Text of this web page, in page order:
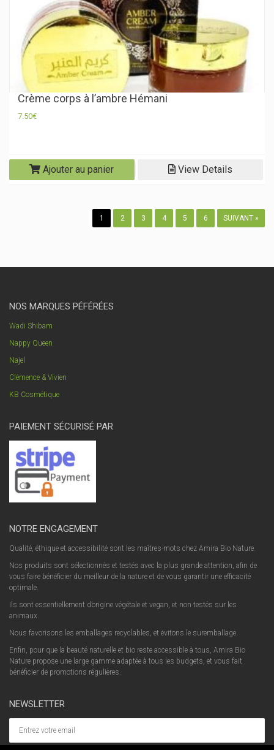
Crème corps à l’ambre Hémani
7.50€
Ajouter au panier View Details
1 2 3 4 5 6 SUIVANT »
NOS MARQUES PÉFÉRÉES
Wadi Shibam
Nappy Queen
Najel
Clémence & Vivien
KB Cosmétique
PAIEMENT SÉCURISÉ PAR
NOTRE ENGAGEMENT
Qualité, éthique et accessibilité sont les maîtres-mots chez Amira Bio Nature.
Nos produits sont sélectionnés et testés avec la plus grande attention, afin de
vous faire bénéficier du meilleur de la nature et de vous garantir une efficacité
optimale.
Ils sont essentiellement d’origine végétale et vegan, et non testés sur les
animaux.
Nous favorisons les emballages recyclables, et évitons le suremballage.
Enfin, pour que la beauté naturelle et bio reste accessible à tous, Amira Bio
Nature propose une large gamme adaptée à tous les budgets, et vous fait
bénéficier de promotions régulières.
NEWSLETTER